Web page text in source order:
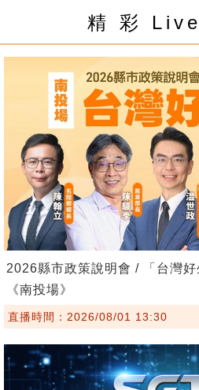
精 彩
2026縣市政策說明會 / 「台灣
《南投場》
直播時間：2026/08/01 13:30